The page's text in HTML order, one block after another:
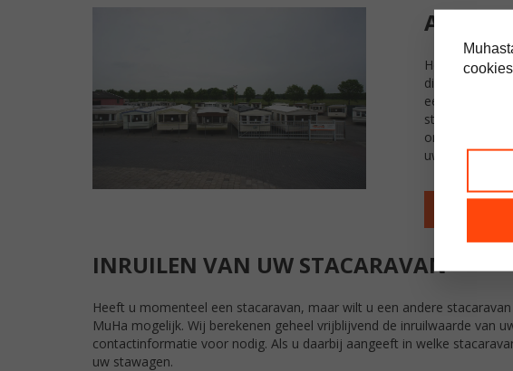
Het aanbod
divers. Of u
eentje met
stacaravan;
ons
uw gewenste
INRUILEN VAN UW STACARAVAN
Heeft u momenteel een stacaravan, maar wilt u een andere
MuHa mogelijk. Wij berekenen geheel vrijblijvend de inruilwaarde van
contactinformatie voor nodig. Als u daarbij aangeeft in welke
uw stawagen.